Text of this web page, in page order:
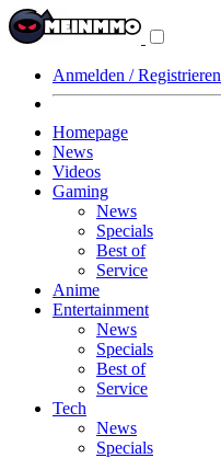
Anmelden / Registrieren
Homepage
News
Videos
Gaming
News
Specials
Best of
Service
Anime
Entertainment
News
Specials
Best of
Service
Tech
News
Specials